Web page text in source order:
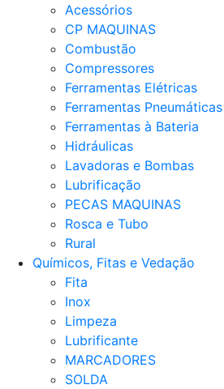
Acessórios
CP MAQUINAS
Combustão
Compressores
Ferramentas Elétricas
Ferramentas Pneumáticas
Ferramentas à Bateria
Hidráulicas
Lavadoras e Bombas
Lubrificação
PECAS MAQUINAS
Rosca e Tubo
Rural
Químicos, Fitas e Vedação
Fita
Inox
Limpeza
Lubrificante
MARCADORES
SOLDA